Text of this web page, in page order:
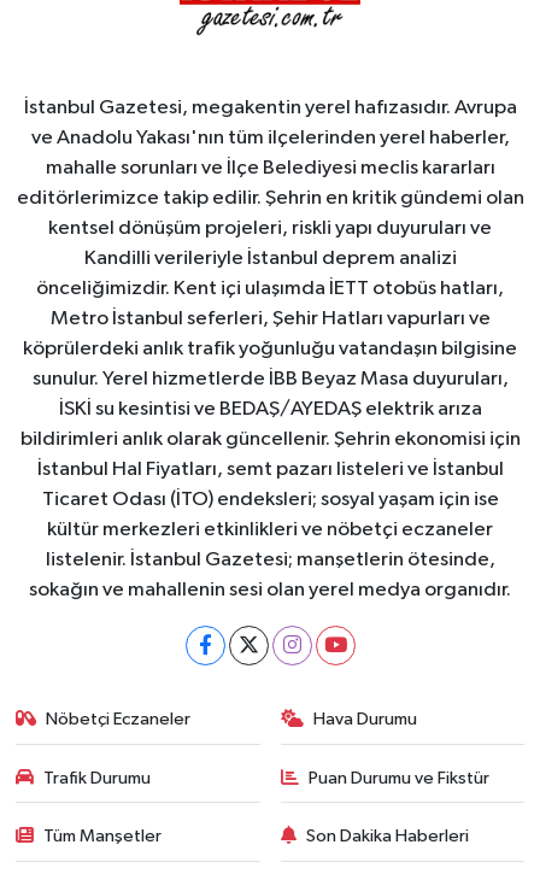
İstanbul Gazetesi, megakentin yerel hafızasıdır. Avrupa
ve Anadolu Yakası'nın tüm ilçelerinden yerel haberler,
mahalle sorunları ve İlçe Belediyesi meclis kararları
editörlerimizce takip edilir. Şehrin en kritik gündemi olan
kentsel dönüşüm projeleri, riskli yapı duyuruları ve
Kandilli verileriyle İstanbul deprem analizi
önceliğimizdir. Kent içi ulaşımda İETT otobüs hatları,
Metro İstanbul seferleri, Şehir Hatları vapurları ve
köprülerdeki anlık trafik yoğunluğu vatandaşın bilgisine
sunulur. Yerel hizmetlerde İBB Beyaz Masa duyuruları,
İSKİ su kesintisi ve BEDAŞ/AYEDAŞ elektrik arıza
bildirimleri anlık olarak güncellenir. Şehrin ekonomisi için
İstanbul Hal Fiyatları, semt pazarı listeleri ve İstanbul
Ticaret Odası (İTO) endeksleri; sosyal yaşam için ise
kültür merkezleri etkinlikleri ve nöbetçi eczaneler
listelenir. İstanbul Gazetesi; manşetlerin ötesinde,
sokağın ve mahallenin sesi olan yerel medya organıdır.
Nöbetçi Eczaneler Hava Durumu
Trafik Durumu Puan Durumu ve Fikstür
Tüm Manşetler Son Dakika Haberleri